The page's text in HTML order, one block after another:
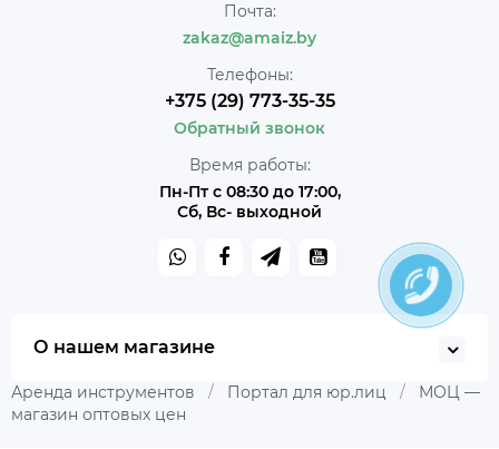
Почта:
zakaz@amaiz.by
Телефоны:
+375 (29) 773-35-35
Обратный звонок
Время работы:
Пн-Пт с 08:30 до 17:00,
Сб, Вс- выходной
О нашем магазине
Аренда инструментов / Портал для юр.лиц /
МОЦ —
магазин оптовых цен